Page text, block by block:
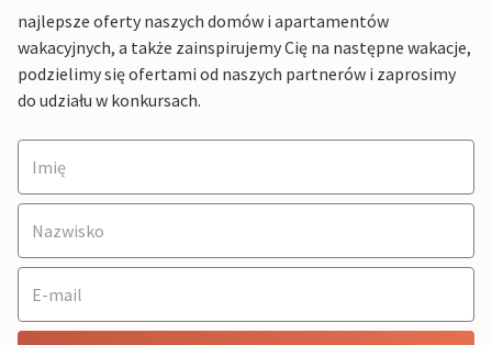
najlepsze oferty naszych domów i apartamentów
wakacyjnych, a także zainspirujemy Cię na następne wakacje,
podzielimy się ofertami od naszych partnerów i zaprosimy
do udziału w konkursach.